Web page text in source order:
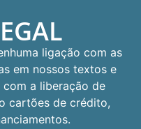
ligação com as
em nossos textos e
a liberação de
cartões de crédito,